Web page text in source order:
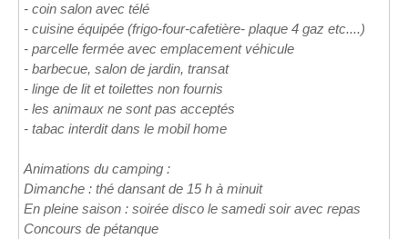
- coin salon avec télé
- cuisine équipée (frigo-four-cafetière- plaque 4 gaz etc....)
- parcelle fermée avec emplacement véhicule
- barbecue, salon de jardin, transat
- linge de lit et toilettes non fournis
- les animaux ne sont pas acceptés
- tabac interdit dans le mobil home
Animations du camping :
Dimanche : thé dansant de 15 h à minuit
En pleine saison : soirée disco le samedi soir avec repas
Concours de pétanque